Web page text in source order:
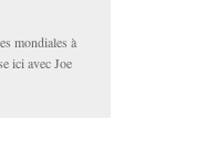
mondiales à
ici avec Joe